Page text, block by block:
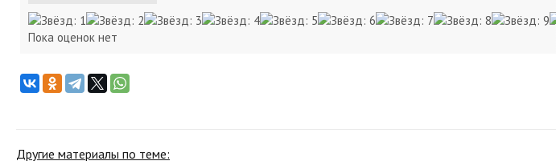
Пока оценок нет
Другие материалы по теме: